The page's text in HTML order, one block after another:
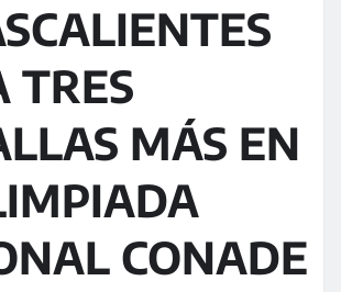
TRES
MÁS EN
CONADE